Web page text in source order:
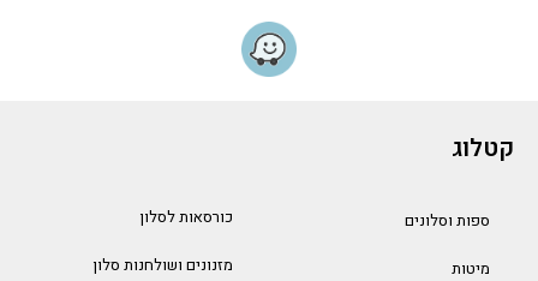
קטלוג
ספות וסלונים
מיטות
כורסאות לסלון
מזנונים ושולחנות סלון